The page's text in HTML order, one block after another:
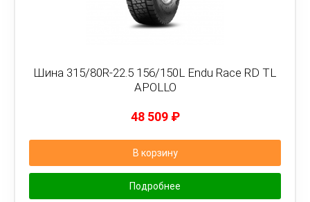
Шина 315/80R-22.5 156/150L Endu Race RD TL
APOLLO
48 509 ₽
В корзину
Подробнее